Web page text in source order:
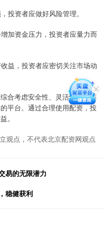
投资者应做好风险管理。
加资金压力，投资者应量力而
益，投资者应密切关注市场动
合考虑安全性、灵活性、费率
平台。通过合理使用配资，投
。
观点，不代表北京配资网观点
易的无限潜力
稳健获利